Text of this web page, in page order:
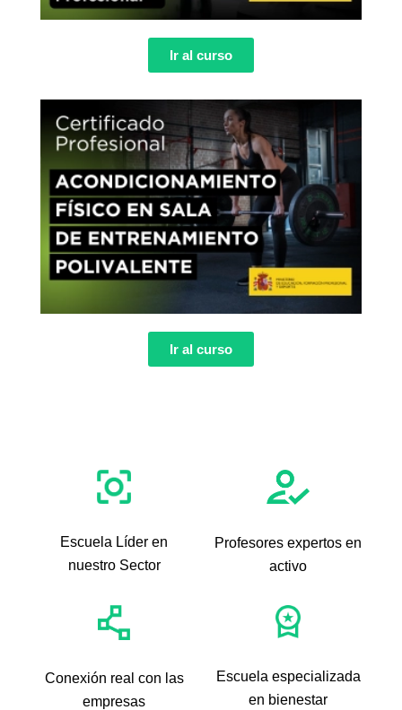
Ir al curso
Ir al curso
Escuela Líder en
nuestro Sector​
Profesores expertos en
activo​
Conexión real con las
empresas​
Escuela especializada
en bienestar​